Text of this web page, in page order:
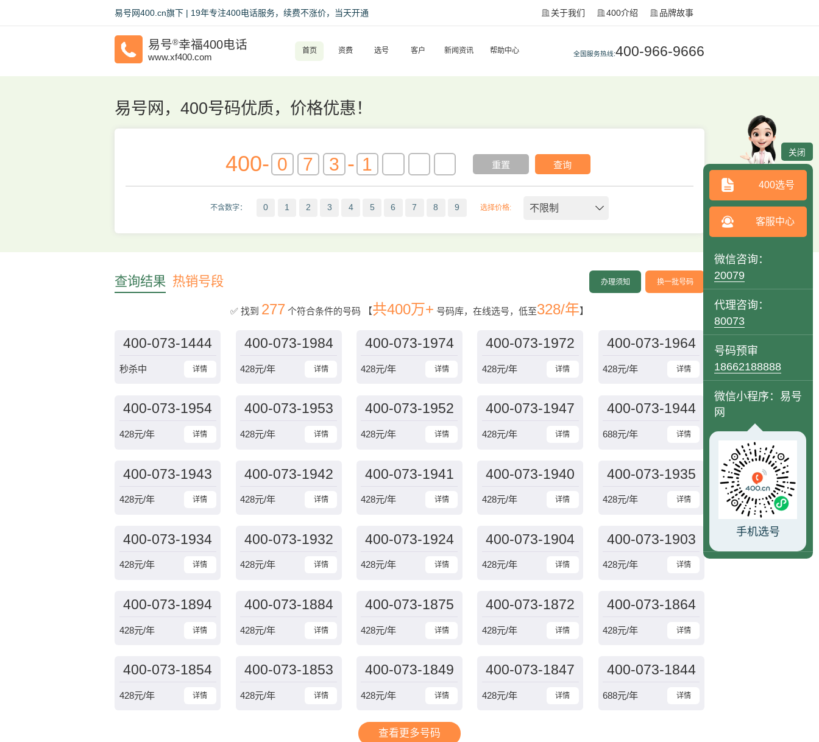
易号网400.cn旗下 | 19年专注400电话服务，续费不涨价，当天开通 关于我们 400介绍 品牌故事
易号®幸福400电话
www.xf400.com 全国服务热线:400-966-9666
首页 资费 选号 客户 新闻资讯 帮助中心
易号网，400号码优质，价格优惠！
400- - 重置 查询
不含数字： 0 1 2 3 4 5 6 7 8 9 选择价格: 不限制
查询结果 热销号段 办理须知 换一批号码
✅ 找到 277 个符合条件的号码 【共400万+ 号码库，在线选号，低至328/年】
400-073-1444
详情
秒杀中
400-073-1984
详情
428元/年
400-073-1974
详情
428元/年
400-073-1972
详情
428元/年
400-073-1964
详情
428元/年
400-073-1954
详情
428元/年
400-073-1953
详情
428元/年
400-073-1952
详情
428元/年
400-073-1947
详情
428元/年
400-073-1944
详情
688元/年
400-073-1943
详情
428元/年
400-073-1942
详情
428元/年
400-073-1941
详情
428元/年
400-073-1940
详情
428元/年
400-073-1935
详情
428元/年
400-073-1934
详情
428元/年
400-073-1932
详情
428元/年
400-073-1924
详情
428元/年
400-073-1904
详情
428元/年
400-073-1903
详情
428元/年
400-073-1894
详情
428元/年
400-073-1884
详情
428元/年
400-073-1875
详情
428元/年
400-073-1872
详情
428元/年
400-073-1864
详情
428元/年
400-073-1854
详情
428元/年
400-073-1853
详情
428元/年
400-073-1849
详情
428元/年
400-073-1847
详情
428元/年
400-073-1844
详情
688元/年
查看更多号码
关闭
400选号
客服中心
微信咨询：
20079
代理咨询：
80073
号码预审
18662188888
微信小程序：易号
网
手机选号